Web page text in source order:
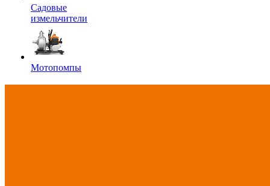
Садовые
измельчители
Мотопомпы